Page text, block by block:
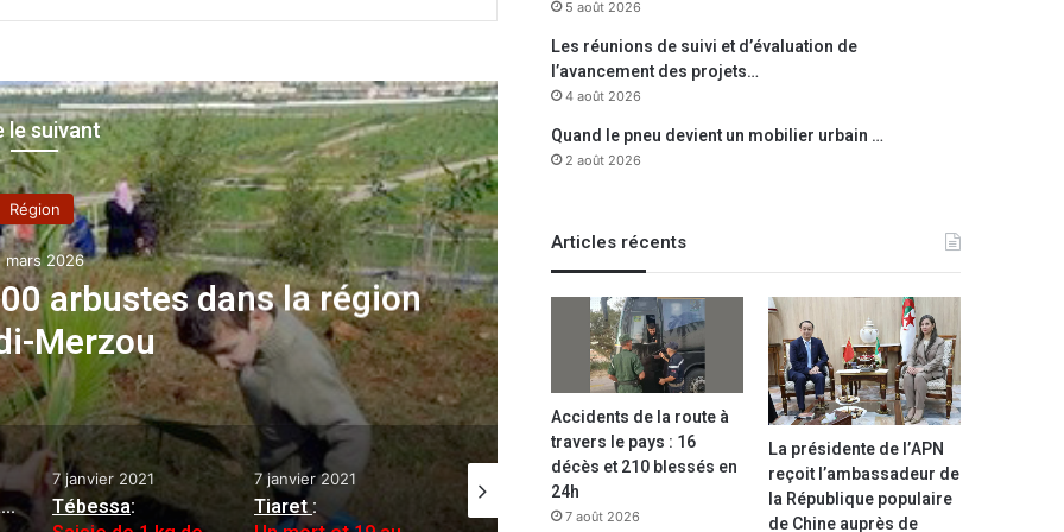
le suivant
A la une
avril 2023
routières commises par
depuis le début du
Tébessa
Saisie de 1 kg de
7 janvier 2021
Tiaret:
26 décembre 2021 24 février 2021
El Tarf
3 mars 2026
Souk Ahras : Djellaoui inspecte les chantiers de la ligne ferroviaire minière Est entre Dréa et Oued El Kebrit
7 août 2023
5 août 2026
Les réunions de suivi et d’évaluation de
l’avancement des projets…
4 août 2026
Quand le pneu devient un mobilier urbain …
2 août 2026
Articles récents
Accidents de la route à
travers le pays : 16
décès et 210 blessés en
24h
7 août 2026
La présidente de l’APN
reçoit l’ambassadeur de
la République populaire
de Chine auprès de